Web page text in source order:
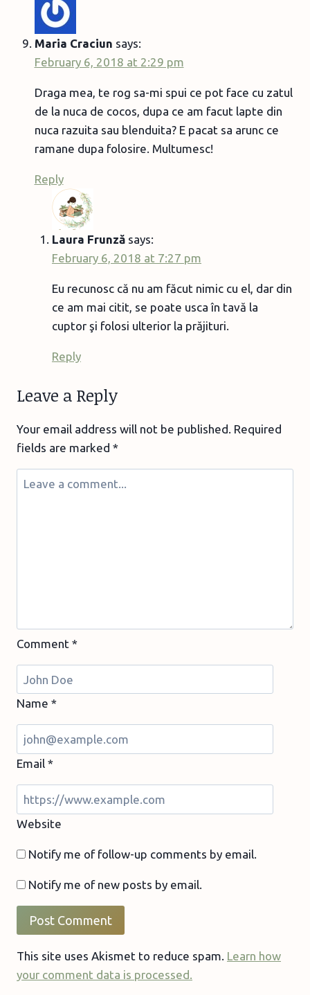
Maria Craciun says:
February 6, 2018 at 2:29 pm
Draga mea, te rog sa-mi spui ce pot face cu zatul
de la nuca de cocos, dupa ce am facut lapte din
nuca razuita sau blenduita? E pacat sa arunc ce
ramane dupa folosire. Multumesc!
Reply
Laura Frunză says:
February 6, 2018 at 7:27 pm
Eu recunosc că nu am făcut nimic cu el, dar din
ce am mai citit, se poate usca în tavă la
cuptor şi folosi ulterior la prăjituri.
Reply
Leave a Reply
Your email address will not be published. Required
fields are marked *
Comment *
Name *
Email *
Website
Notify me of follow-up comments by email.
Notify me of new posts by email.
This site uses Akismet to reduce spam. Learn how
your comment data is processed.